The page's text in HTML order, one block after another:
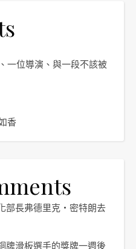
一位導演、與一段不該被
香
部長弗德里克・密特朗去
牌滑板選手的獎牌一週後